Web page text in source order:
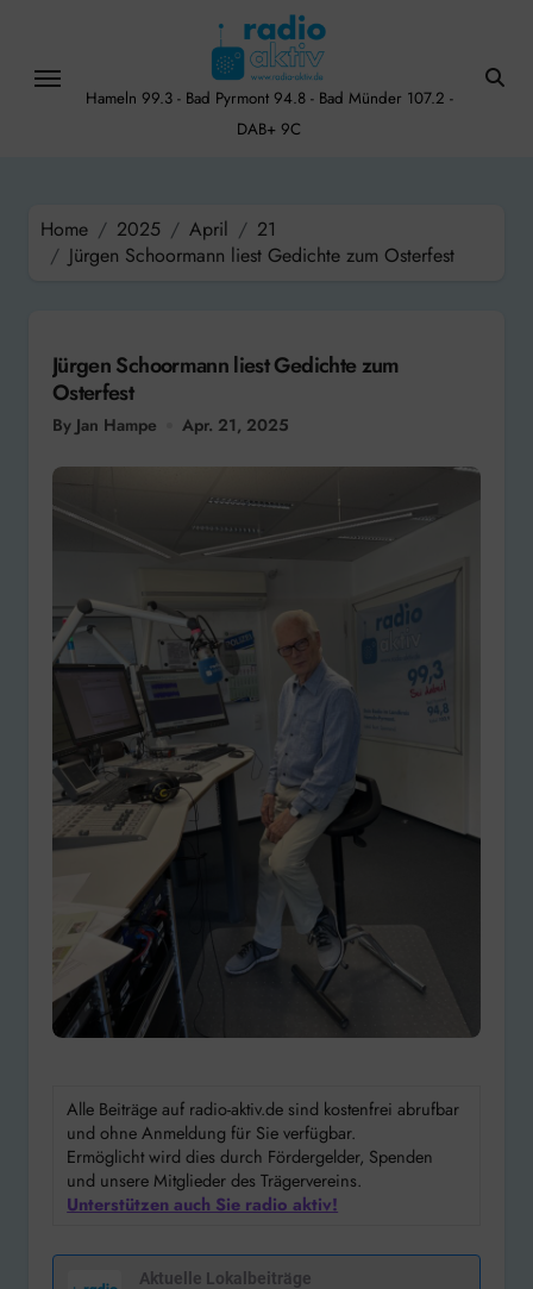
content
Hameln 99.3 - Bad Pyrmont 94.8 - Bad Münder 107.2 -
DAB+ 9C
Home 2025 April
21
Jürgen Schoormann liest Gedichte zum Osterfest
Jürgen Schoormann liest Gedichte zum
Osterfest
By Jan Hampe Apr. 21, 2025
Alle Beiträge auf radio-aktiv.de sind kostenfrei abrufbar
und ohne Anmeldung für Sie verfügbar.
Ermöglicht wird dies durch Fördergelder, Spenden
und unsere Mitglieder des Trägervereins.
Unterstützen auch Sie radio aktiv!
Aktuelle Lokalbeiträge